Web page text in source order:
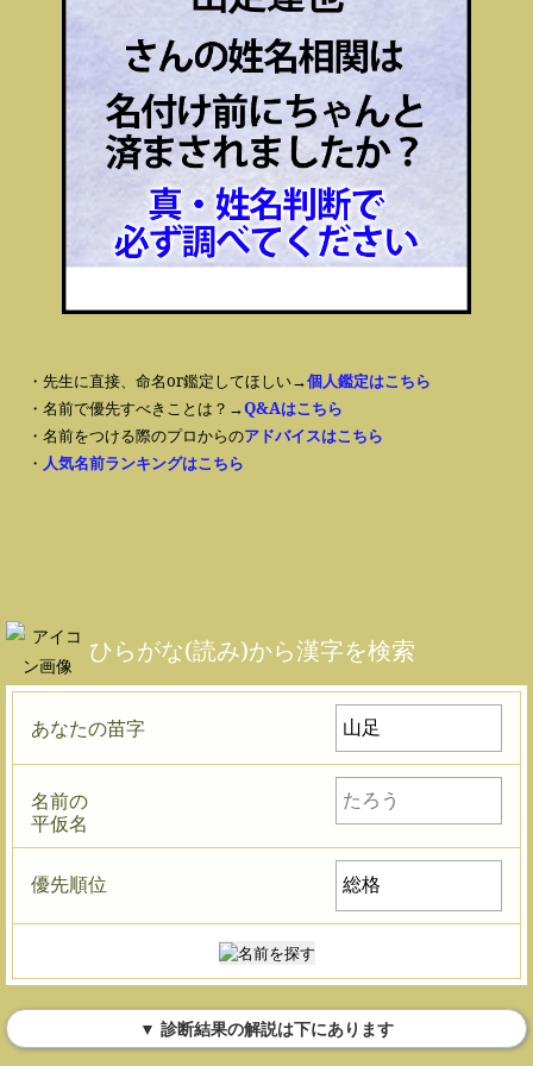
・先生に直接、命名or鑑定してほしい→個人鑑定はこちら
・名前で優先すべきことは？→Q&Aはこちら
・名前をつける際のプロからのアドバイスはこちら
・ 人気名前ランキングはこちら
ひらがな(読み)から漢字を検索
あなたの苗字
名前の
平仮名
優先順位
▼ 診断結果の解説は下にあります